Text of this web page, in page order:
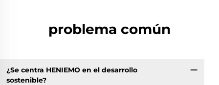
problema común
¿Se centra HENIEMO en el desarrollo
sostenible?